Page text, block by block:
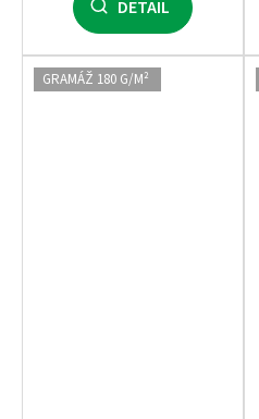
DETAIL
GRAMÁŽ 180 G/M²